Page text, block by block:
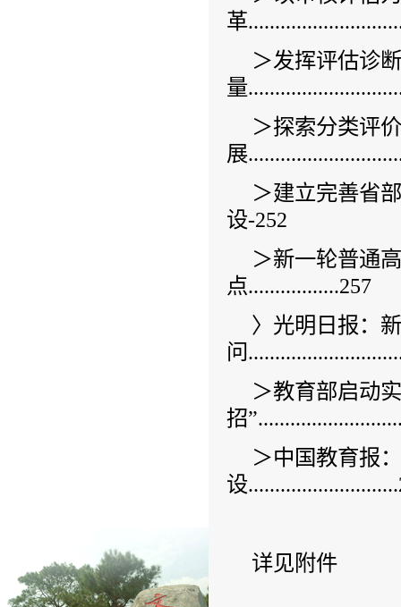
革
＞发挥评估诊
量
＞探索分类评
展
＞建立完善省
设-252
＞新一轮普通
点.................257
〉光明日报：
问
＞教育部启动
招
＞中国教育报
设
详见附件